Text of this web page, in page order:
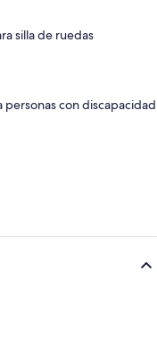
silla de ruedas
con discapacidad